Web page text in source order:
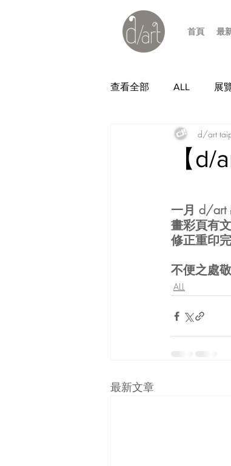
首頁 最
查看全部 ALL 展
【d/
d/art
一月 d/art
畫彩頁有
修正重印
不便之處
ALL
最新文章